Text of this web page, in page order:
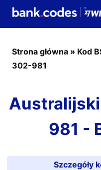
Strona główna » Kod
302-981
981 -
Szczegóły